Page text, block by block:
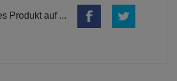
Produkt auf ...